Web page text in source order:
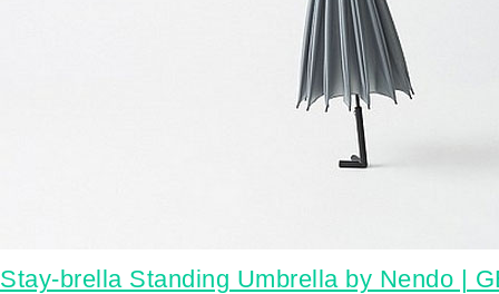
Stay-brella Standing Umbrella by Nendo |